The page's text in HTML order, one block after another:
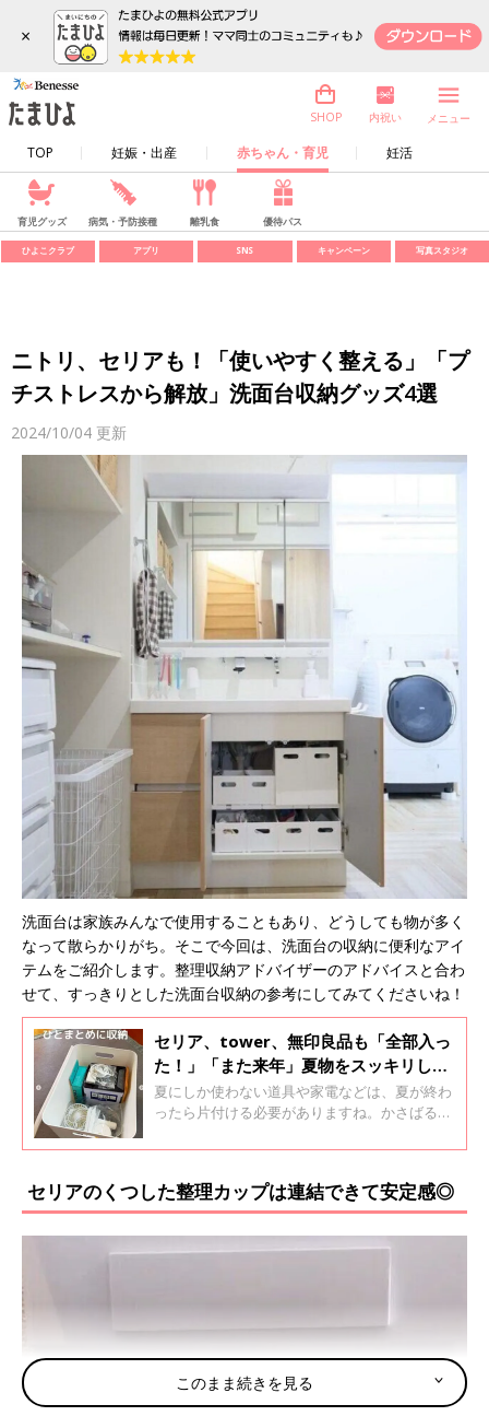
×
TOP 妊娠・出産 赤ちゃん・育児 妊活
SHOP 内祝い メニュー
育児グッズ 病気・予防接種 離乳食 優待パス
ひよこクラブ アプリ SNS キャンペーン 写真スタジオ
ニトリ、セリアも！「使いやすく整える」「プ
チストレスから解放」洗面台収納グッズ4選
2024/10/04 更新
洗面台は家族みんなで使用することもあり、どうしても物が多く
なって散らかりがち。そこで今回は、洗面台の収納に便利なアイ
テムをご紹介します。整理収納アドバイザーのアドバイスと合わ
せて、すっきりとした洗面台収納の参考にしてみてくださいね！
セリア、tower、無印良品も「全部入っ
た！」「また来年」夏物をスッキリしま
える収納アイテム4選
夏にしか使わない道具や家電などは、夏が終わ
ったら片付ける必要がありますね。かさばるも
方も多いのではないでしょうか？そこで今回
の収納に便利なアイテムを紹介します。収納ア
イテムをうまく利用して、翌年もまた気持ちよ
く使えるように収納しておきたいですね！
セリアのくつした整理カップは連結できて安定感◎
このまま続きを見る